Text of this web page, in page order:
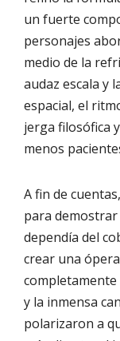
un fuerte
personajes
medio de la
audaz escala y
espacial, el
jerga filosófica
menos
A fin de
para
dependía del
crear una
y la inmensa
polarizaron a